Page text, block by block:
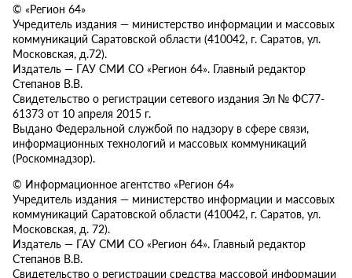
© «Регион 64»
Учредитель издания — министерство информации и массовых
коммуникаций Саратовской области (410042, г. Саратов, ул.
Московская, д.72).
Издатель — ГАУ СМИ СО «Регион 64». Главный редактор
Степанов В.В.
Свидетельство о регистрации сетевого издания Эл № ФС77-
61373 от 10 апреля 2015 г.
Выдано Федеральной службой по надзору в сфере связи,
информационных технологий и массовых коммуникаций
(Роскомнадзор).
© Информационное агентство «Регион 64»
Учредитель издания — министерство информации и массовых
коммуникаций Саратовской области (410042, г. Саратов, ул.
Московская, д. 72).
Издатель — ГАУ СМИ СО «Регион 64». Главный редактор
Степанов В.В.
Свидетельство о регистрации средства массовой информации